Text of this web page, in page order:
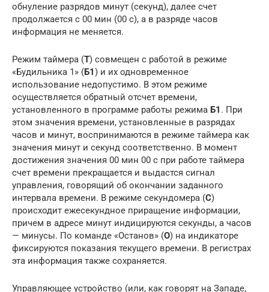
обнуление разрядов минут (секунд), далее счет
продолжается с 00 мин (00 с), а в разряде часов
информация не меняется.
Режим таймера (Т) совмещен с работой в режиме
«Будильника 1» (Б1) и их одновременное
использование недопустимо. В этом режиме
осуществляется обратный отсчет времени,
установленного в программе работы режима Б1 . При
этом значения времени, установленные в разрядах
часов и минут, воспринимаются в режиме таймера как
значения минут и секунд соответственно. В момент
достижения значения 00 мин 00 с при работе таймера
счет времени прекращается и выдастся сигнал
управления, говорящий об окончании заданного
интервала времени. В режиме секундомера (С)
происходит ежесекундное приращение информации,
причем в адресе минут индицируются секунды, а часов
— минусы. По команде «Останов» (О) на индикаторе
фиксируются показания текущего времени. В регистрах
эта информация также сохраняется.
Управляющее устройство (или, как говорят на Западе,